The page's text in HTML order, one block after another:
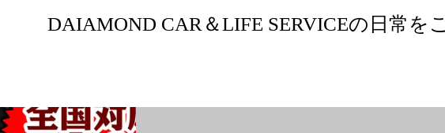
DAIAMOND CAR＆LIFE SERVICEの日常を